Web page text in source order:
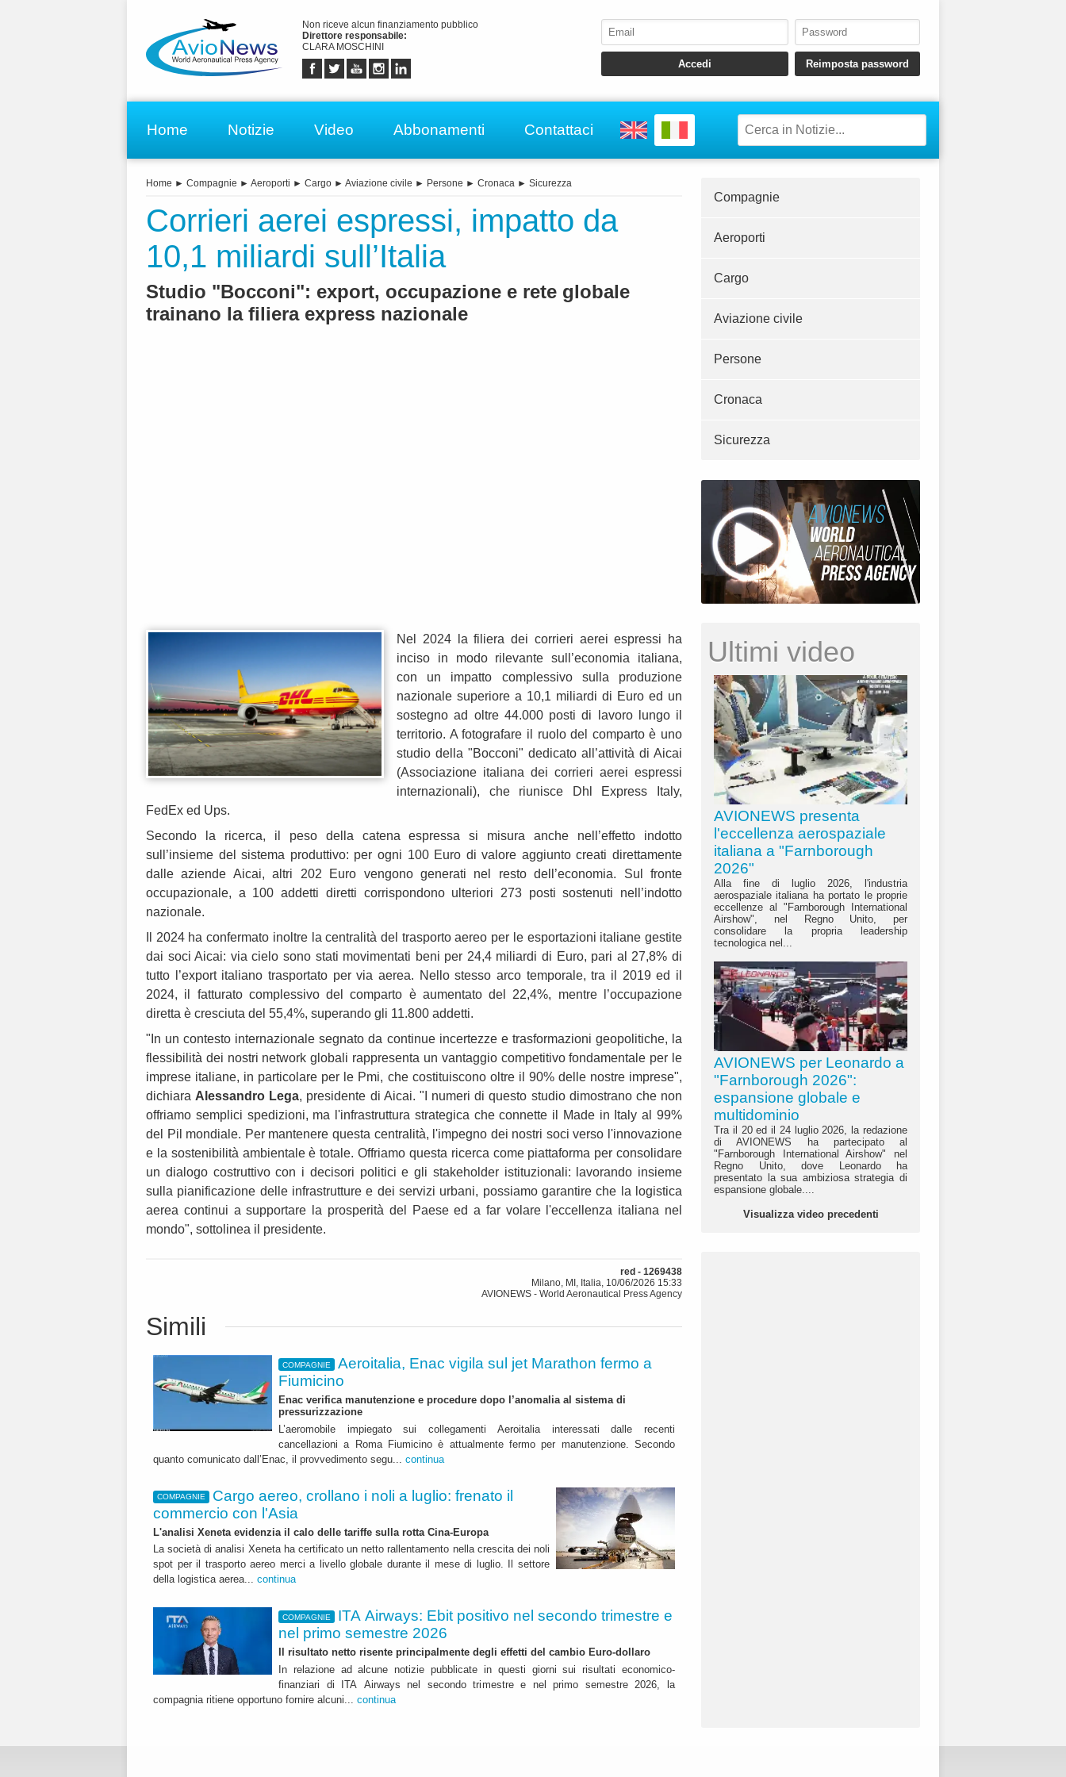
Non riceve alcun finanziamento pubblico
Direttore responsabile:
CLARA MOSCHINI
Home Notizie Video Abbonamenti Contattaci
Home ► Compagnie ► Aeroporti ► Cargo ► Aviazione civile ► Persone ► Cronaca ► Sicurezza
Corrieri aerei espressi, impatto da
10,1 miliardi sull’Italia
Studio "Bocconi": export, occupazione e rete globale
trainano la filiera express nazionale
Nel 2024 la filiera dei corrieri aerei espressi ha
inciso in modo rilevante sull’economia italiana,
con un impatto complessivo sulla produzione
nazionale superiore a 10,1 miliardi di Euro ed un
sostegno ad oltre 44.000 posti di lavoro lungo il
territorio. A fotografare il ruolo del comparto è uno
studio della "Bocconi" dedicato all’attività di Aicai
(Associazione italiana dei corrieri aerei espressi
internazionali), che riunisce Dhl Express Italy,
FedEx ed Ups.
Secondo la ricerca, il peso della catena espressa si misura anche nell’effetto indotto
sull’insieme del sistema produttivo: per ogni 100 Euro di valore aggiunto creati direttamente
dalle aziende Aicai, altri 202 Euro vengono generati nel resto dell’economia. Sul fronte
occupazionale, a 100 addetti diretti corrispondono ulteriori 273 posti sostenuti nell’indotto
nazionale.
Il 2024 ha confermato inoltre la centralità del trasporto aereo per le esportazioni italiane gestite
dai soci Aicai: via cielo sono stati movimentati beni per 24,4 miliardi di Euro, pari al 27,8% di
tutto l’export italiano trasportato per via aerea. Nello stesso arco temporale, tra il 2019 ed il
2024, il fatturato complessivo del comparto è aumentato del 22,4%, mentre l’occupazione
diretta è cresciuta del 55,4%, superando gli 11.800 addetti.
"In un contesto internazionale segnato da continue incertezze e trasformazioni geopolitiche, la
flessibilità dei nostri network globali rappresenta un vantaggio competitivo fondamentale per le
imprese italiane, in particolare per le Pmi, che costituiscono oltre il 90% delle nostre imprese",
dichiara Alessandro Lega, presidente di Aicai. "I numeri di questo studio dimostrano che non
offriamo semplici spedizioni, ma l'infrastruttura strategica che connette il Made in Italy al 99%
del Pil mondiale. Per mantenere questa centralità, l'impegno dei nostri soci verso l'innovazione
e la sostenibilità ambientale è totale. Offriamo questa ricerca come piattaforma per consolidare
un dialogo costruttivo con i decisori politici e gli stakeholder istituzionali: lavorando insieme
sulla pianificazione delle infrastrutture e dei servizi urbani, possiamo garantire che la logistica
aerea continui a supportare la prosperità del Paese ed a far volare l'eccellenza italiana nel
mondo", sottolinea il presidente.
red - 1269438
Milano, MI, Italia, 10/06/2026 15:33
AVIONEWS - World Aeronautical Press Agency
Simili
COMPAGNIE
Aeroitalia, Enac vigila sul jet Marathon fermo a
Fiumicino
Enac verifica manutenzione e procedure dopo l’anomalia al sistema di
pressurizzazione
L’aeromobile impiegato sui collegamenti Aeroitalia interessati dalle recenti
cancellazioni a Roma Fiumicino è attualmente fermo per manutenzione. Secondo
quanto comunicato dall’Enac, il provvedimento segu... continua
COMPAGNIE
Cargo aereo, crollano i noli a luglio: frenato il
commercio con l'Asia
L'analisi Xeneta evidenzia il calo delle tariffe sulla rotta Cina-Europa
La società di analisi Xeneta ha certificato un netto rallentamento nella crescita dei noli
spot per il trasporto aereo merci a livello globale durante il mese di luglio. Il settore
della logistica aerea... continua
COMPAGNIE
ITA Airways: Ebit positivo nel secondo trimestre e
nel primo semestre 2026
Il risultato netto risente principalmente degli effetti del cambio Euro-dollaro
In relazione ad alcune notizie pubblicate in questi giorni sui risultati economico-
finanziari di ITA Airways nel secondo trimestre e nel primo semestre 2026, la
compagnia ritiene opportuno fornire alcuni... continua
Compagnie
Aeroporti
Cargo
Aviazione civile
Persone
Cronaca
Sicurezza
Ultimi video
AVIONEWS presenta
l'eccellenza aerospaziale
italiana a "Farnborough
2026"
Alla fine di luglio 2026, l'industria
aerospaziale italiana ha portato le proprie
eccellenze al "Farnborough International
Airshow", nel Regno Unito, per
consolidare la propria leadership
tecnologica nel...
AVIONEWS per Leonardo a
"Farnborough 2026":
espansione globale e
multidominio
Tra il 20 ed il 24 luglio 2026, la redazione
di AVIONEWS ha partecipato al
"Farnborough International Airshow" nel
Regno Unito, dove Leonardo ha
presentato la sua ambiziosa strategia di
espansione globale....
Visualizza video precedenti